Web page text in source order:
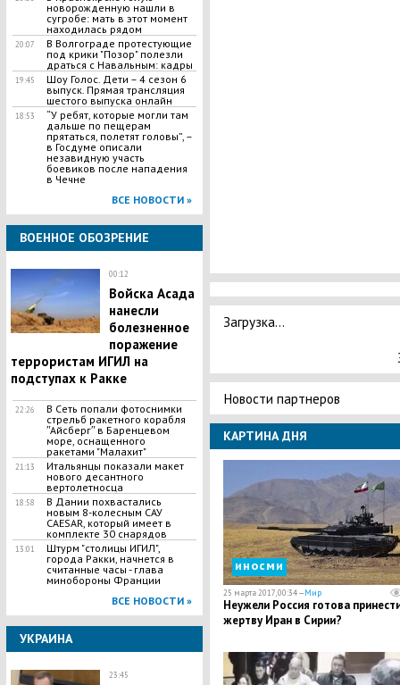
новорожденную нашли в
сугробе: мать в этот момент
находилась рядом
20:07
В Волгограде протестующие
под крики "Позор" полезли
драться с Навальным: кадры
19:45
Шоу Голос. Дети – 4 сезон 6
выпуск. Прямая трансляция
шестого выпуска онлайн
18:53
“У ребят, которые могли там
дальше по пещерам
прятаться, полетят головы”, –
в Госдуме описали
незавидную участь
боевиков после нападения
в Чечне
ВСЕ НОВОСТИ »
ВОЕННОЕ ОБОЗРЕНИЕ
00:12
Войска Асада
нанесли
болезненное
поражение
террористам ИГИЛ на
подступах к Ракке
22:26
В Сеть попали фотоснимки
стрельб ракетного корабля
ʺАйсбергʺ в Баренцевом
море, оснащенного
ракетами "Малахит"
21:13
Итальянцы показали макет
нового десантного
вертолетносца
18:58
В Дании похвастались
новым 8-колесным САУ
CAESAR, который имеет в
комплекте 30 снарядов
13:01
Штурм "столицы ИГИЛ",
города Ракки, начнется в
считанные часы - глава
минобороны Франции
ВСЕ НОВОСТИ »
УКРАИНА
23:45
Загрузка...
Новости партнеров
КАРТИНА ДНЯ
иносми
25 марта 2017, 00:34 —Мир
Неужели Россия готова
жертву Иран в Сирии?